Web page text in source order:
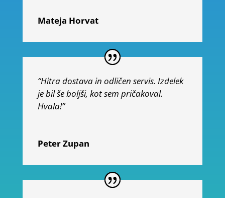
Mateja Horvat
“Hitra dostava in odličen servis. Izdelek
je bil še boljši, kot sem pričakoval.
Hvala!”
Peter Zupan